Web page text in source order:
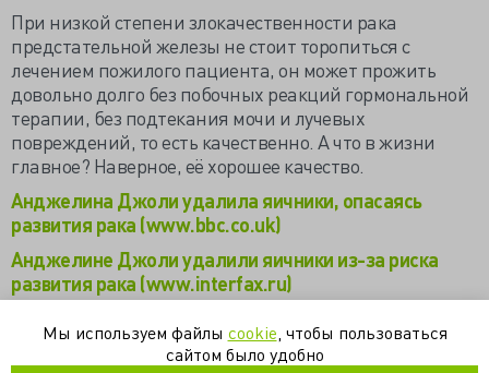
При низкой степени злокачественности рака
предстательной железы не стоит торопиться с
лечением пожилого пациента, он может прожить
довольно долго без побочных реакций гормональной
терапии, без подтекания мочи и лучевых
повреждений, то есть качественно. А что в жизни
главное? Наверное, её хорошее качество.
Анджелина Джоли удалила яичники, опасаясь
развития рака (www.bbc.co.uk)
Анджелине Джоли удалили яичники из-за риска
развития рака (www.interfax.ru)
Management Among Men Aged 65 Years or Older with
Localized Prostate Cancer
Мы используем файлы cookie , чтобы пользоваться
сайтом было удобно